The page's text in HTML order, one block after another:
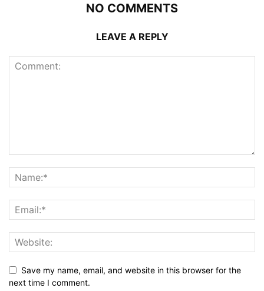
NO COMMENTS
LEAVE A REPLY
Save my name, email, and website in this browser for the
next time I comment.